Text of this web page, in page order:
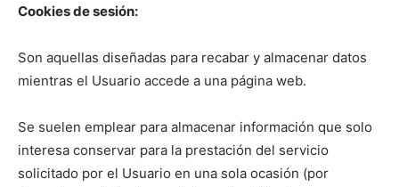
Cookies de sesión:
Son aquellas diseñadas para recabar y almacenar datos
mientras el Usuario accede a una página web.
Se suelen emplear para almacenar información que solo
interesa conservar para la prestación del servicio
solicitado por el Usuario en una sola ocasión (por